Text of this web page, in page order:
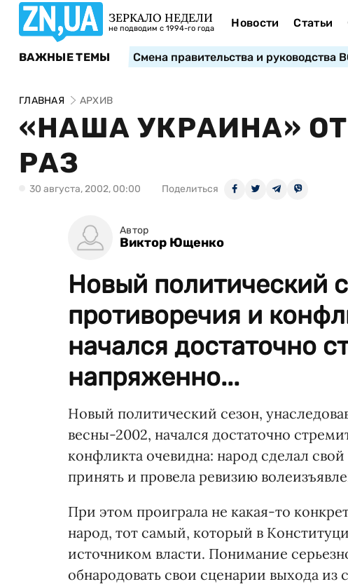
ЗЕРКАЛО НЕДЕЛИ
не подводим с 1994-го года Новости Статьи
ВАЖНЫЕ ТЕМЫ Смена правительства и руководства
ГЛАВНАЯ АРХИВ
«НАША УКРАИНА»
РАЗ
30 августа, 2002, 00:00 Поделиться
Автор
Виктор Ющенко
Новый политический
противоречия и
начался достаточно
напряженно...
Новый политический сезон,
весны-2002, начался достаточно
конфликта очевидна: народ сделал свой
принять и провела ревизию
При этом проиграла не какая-то
народ, тот самый, который в
источником власти. Понимание
обнародовать свои сценарии выхода